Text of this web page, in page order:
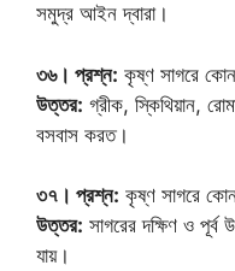
সমুদ্র আইন দ্বারা।
৩৬। প্রশ্ন: কৃষ্ণ সাগরে
উত্তর: গ্রীক, স্কিথিয়ান,
বসবাস করত।
৩৭। প্রশ্ন: কৃষ্ণ সাগরে কোন
উত্তর: সাগরের দক্ষিণ ও
যায়।